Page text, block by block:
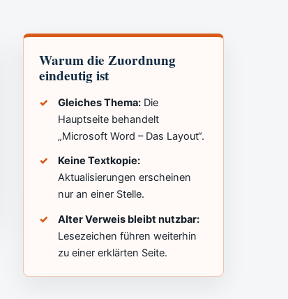
Warum die Zuordnung
eindeutig ist
Gleiches Thema:Die
Hauptseite behandelt
„Microsoft Word – Das Layout“.
Keine Textkopie:
Aktualisierungen erscheinen
nur an einer Stelle.
Alter Verweis bleibt nutzbar:
Lesezeichen führen weiterhin
zu einer erklärten Seite.